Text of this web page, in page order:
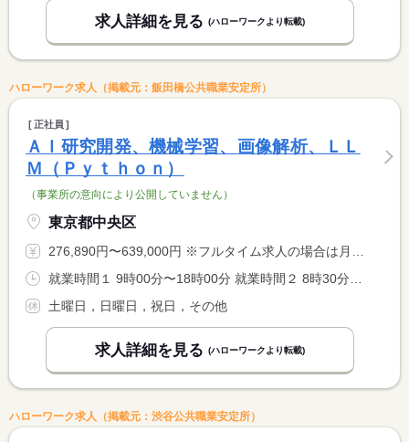
求人詳細を見る (ハローワークより転載)
ハローワーク求人（掲載元：飯田橋公共職業安定所）
正社員
ＡＩ研究開発、機械学習、画像解析、ＬＬ
Ｍ（Ｐｙｔｈｏｎ）
（事業所の意向により公開していません）
東京都中央区
276,890円〜639,000円 ※フルタイム求人の場合は月額（換算額）、パート求人の場合は時間額を表示しています。
土曜日，日曜日，祝日，その他
求人詳細を見る (ハローワークより転載)
ハローワーク求人（掲載元：渋谷公共職業安定所）